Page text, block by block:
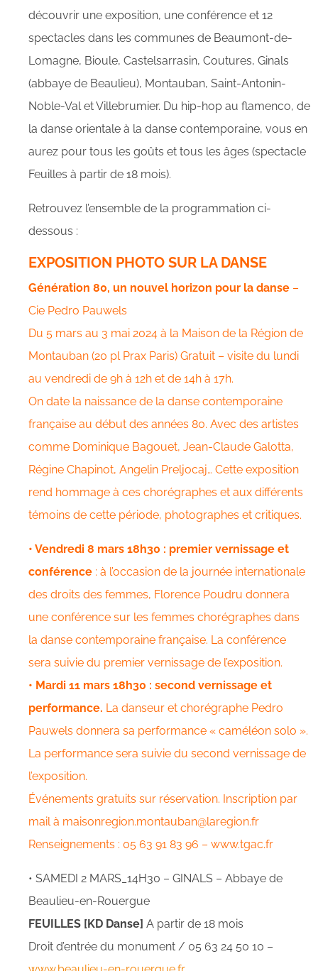
découvrir une exposition, une conférence et 12
spectacles dans les communes de Beaumont-de-
Lomagne, Bioule, Castelsarrasin, Coutures, Ginals
(abbaye de Beaulieu), Montauban, Saint-Antonin-
Noble-Val et Villebrumier. Du hip-hop au flamenco, de
la danse orientale à la danse contemporaine, vous en
aurez pour tous les goûts et tous les âges (spectacle
Feuilles à partir de 18 mois).
Retrouvez l’ensemble de la programmation ci-
dessous :
EXPOSITION PHOTO SUR LA DANSE
Génération 80, un nouvel horizon pour la danse –
Cie Pedro Pauwels
Du 5 mars au 3 mai 2024 à la Maison de la Région de
Montauban (20 pl Prax Paris) Gratuit – visite du lundi
au vendredi de 9h à 12h et de 14h à 17h.
On date la naissance de la danse contemporaine
française au début des années 80. Avec des artistes
comme Dominique Bagouet, Jean-Claude Galotta,
Régine Chapinot, Angelin Preljocaj… Cette exposition
rend hommage à ces chorégraphes et aux différents
témoins de cette période, photographes et critiques.
• Vendredi 8 mars 18h30 : premier vernissage et
conférence : à l’occasion de la journée internationale
des droits des femmes, Florence Poudru donnera
une conférence sur les femmes chorégraphes dans
la danse contemporaine française. La conférence
sera suivie du premier vernissage de l’exposition.
• Mardi 11 mars 18h30 : second vernissage et
performance. La danseur et chorégraphe Pedro
Pauwels donnera sa performance « caméléon solo ».
La performance sera suivie du second vernissage de
l’exposition.
Événements gratuits sur réservation. Inscription par
mail à maisonregion.montauban@laregion.fr
Renseignements : 05 63 91 83 96 – www.tgac.fr
• SAMEDI 2 MARS_14H30 – GINALS – Abbaye de
Beaulieu-en-Rouergue
FEUILLES [KD Danse] A partir de 18 mois
Droit d’entrée du monument / 05 63 24 50 10 –